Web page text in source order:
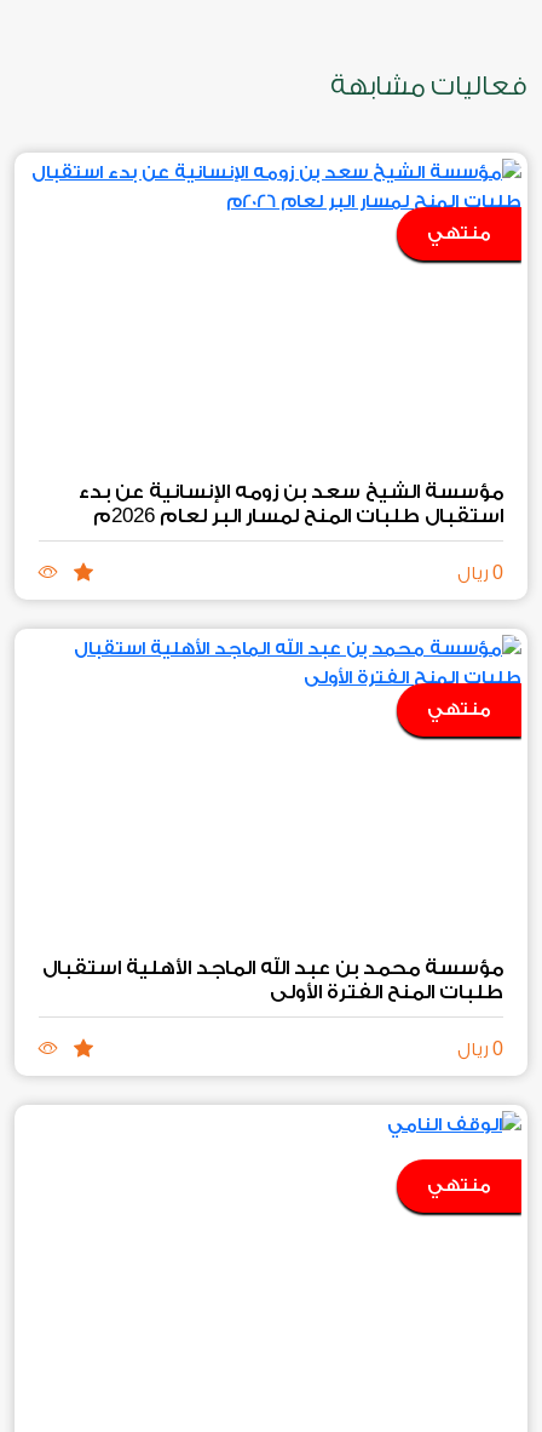
فعاليات مشابهة
منتهي
مؤسسة الشيخ سعد بن زومه الإنسانية عن بدء
استقبال طلبات المنح لمسار البر لعام 2026م
0 ريال
منتهي
مؤسسة محمد بن عبد الله الماجد الأهلية استقبال
طلبات المنح الفترة الأولى
0 ريال
منتهي